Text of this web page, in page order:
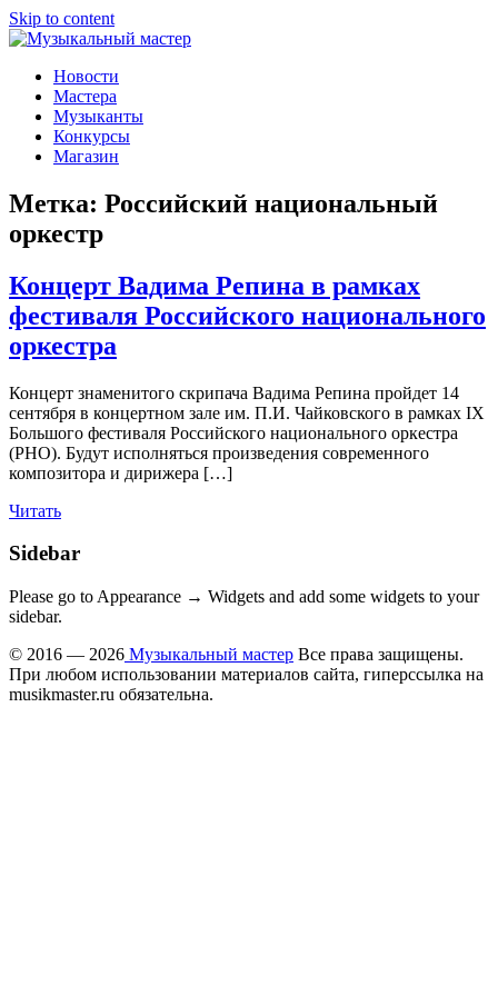
Skip to content
Музыкальный мастер
О мастерах музыкальных инструментов и музыкантах
Новости
Мастера
Музыканты
Конкурсы
Магазин
Метка: Российский национальный
оркестр
Концерт Вадима Репина в рамках
фестиваля Российского национального
оркестра
Концерт знаменитого скрипача Вадима Репина пройдет 14
сентября в концертном зале им. П.И. Чайковского в рамках IX
Большого фестиваля Российского национального оркестра
(РНО). Будут исполняться произведения современного
композитора и дирижера […]
Читать
Sidebar
Please go to Appearance → Widgets and add some widgets to your
sidebar.
© 2016 — 2026 Музыкальный мастер Все права защищены.
При любом использовании материалов сайта, гиперссылка на
musikmaster.ru обязательна.